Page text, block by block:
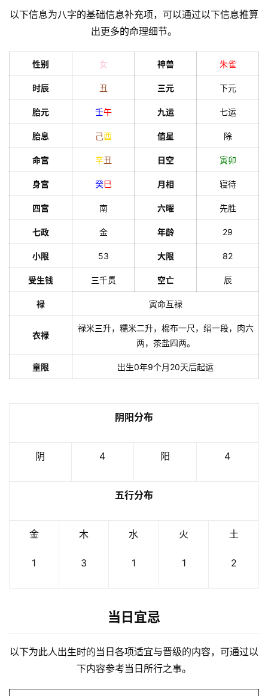
以下信息为八字的基础信息补充项，可以通过以下信息推算
出更多的命理细节。
性别 女 神兽 朱雀
时辰 丑 三元 下元
胎元 壬午 九运 七运
胎息 己酉 值星 除
命宫 辛丑 日空 寅卯
身宫 癸巳 月相 寝待
四宫 南 六曜 先胜
七政 金 年龄 29
小限 53 大限 82
受生钱 三千贯 空亡 辰
禄 寅命互禄
衣禄
禄米三升，糯米二升，棉布一尺，绢一段，肉六
两，茶盐四两。
童限 出生0年9个月20天后起运
阴阳分布
阴 4 阳 4
五行分布
金
1
木
3
水
1
火
1
土
2
当日宜忌
以下为此人出生时的当日各项适宜与晋级的内容，可通过以
下内容参考当日所行之事。